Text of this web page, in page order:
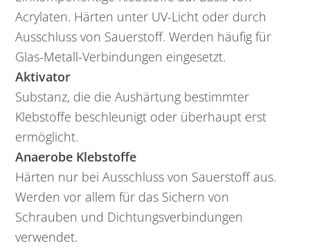
Acrylaten. Härten unter UV-Licht oder durch
Ausschluss von Sauerstoff. Werden häufig für
Glas-Metall-Verbindungen eingesetzt.
Aktivator
Substanz, die die Aushärtung bestimmter
Klebstoffe beschleunigt oder überhaupt erst
ermöglicht.
Anaerobe Klebstoffe
Härten nur bei Ausschluss von Sauerstoff aus.
Werden vor allem für das Sichern von
Schrauben und Dichtungsverbindungen
verwendet.